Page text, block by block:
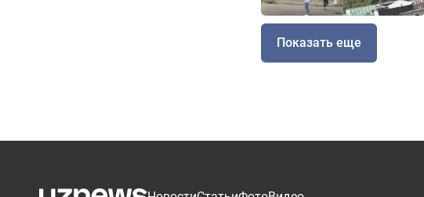
Показать еще